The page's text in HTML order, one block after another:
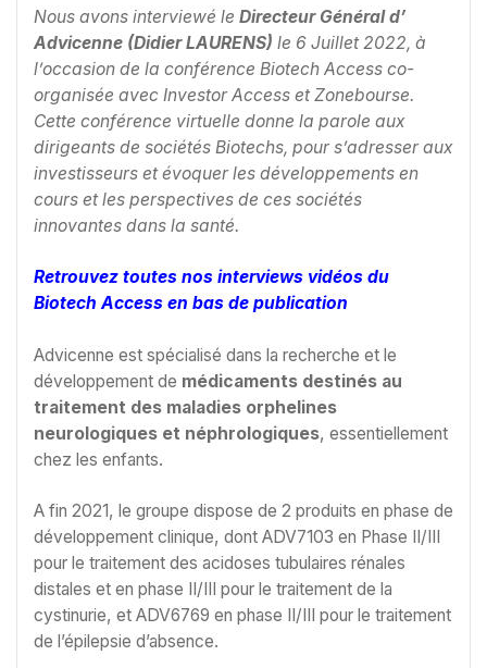
Nous avons interviewé le Directeur Général d’
Advicenne (Didier LAURENS) le 6 Juillet 2022, à
l’occasion de la conférence Biotech Access co-
organisée avec Investor Access et Zonebourse.
Cette conférence virtuelle donne la parole aux
dirigeants de sociétés Biotechs, pour s’adresser aux
investisseurs et évoquer les développements en
cours et les perspectives de ces sociétés
innovantes dans la santé.
Retrouvez toutes nos interviews vidéos du
Biotech Access en bas de publication
Advicenne est spécialisé dans la recherche et le
développement de médicaments destinés au
traitement des maladies orphelines
neurologiques et néphrologiques, essentiellement
chez les enfants.
A fin 2021, le groupe dispose de 2 produits en phase de
développement clinique, dont ADV7103 en Phase II/III
pour le traitement des acidoses tubulaires rénales
distales et en phase II/III pour le traitement de la
cystinurie, et ADV6769 en phase II/III pour le traitement
de l’épilepsie d’absence.